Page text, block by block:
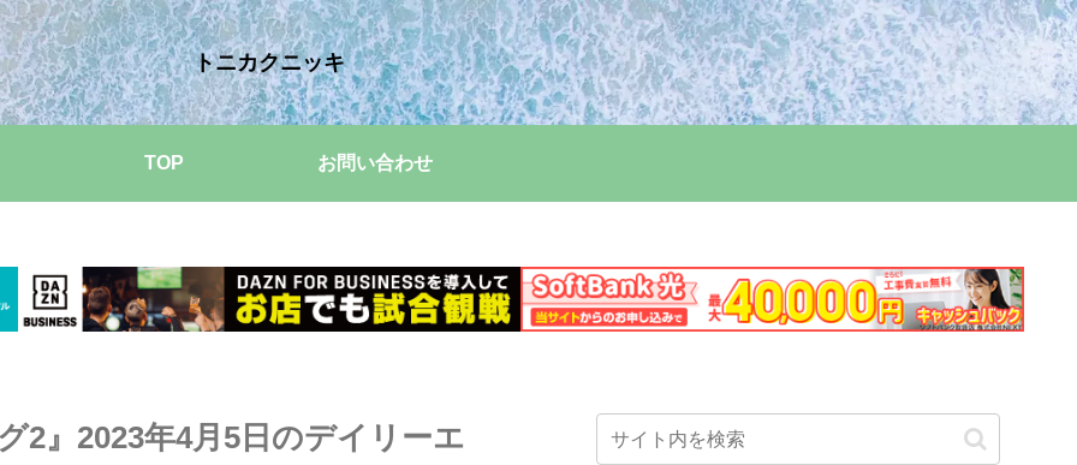
トニカクニッキ
TOP お問い合わせ
2』2023年4月5日のデイリーエ